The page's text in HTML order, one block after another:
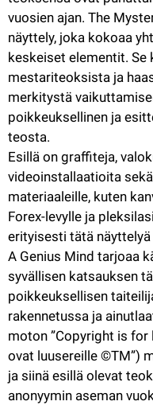
vuosien ajan. The
näyttely, joka kokoaa
keskeiset elementit.
mestariteoksista ja
merkitystä
poikkeuksellinen ja
teosta.
Esillä on graffiteja,
videoinstallaatioita
materiaaleille, kuten
Forex-levylle ja
erityisesti tätä
A Genius Mind tarjoaa
syvällisen katsauksen
poikkeuksellisen
rakennetussa ja
moton ”Copyright is for
ovat luusereille ©TM”)
ja siinä esillä olevat
anonyymin aseman